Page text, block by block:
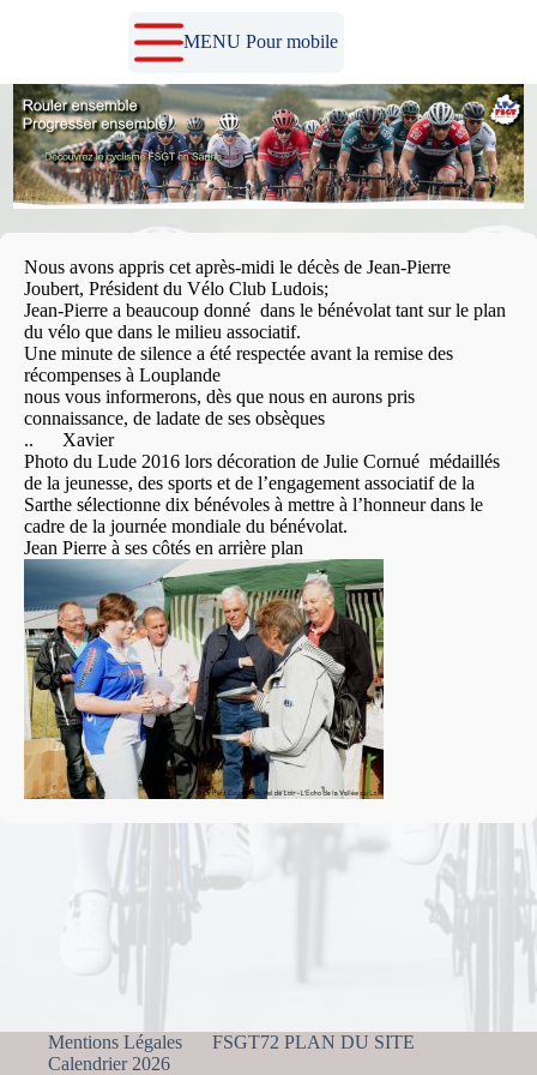
MENU Pour mobile
Nous avons appris cet après-midi le décès de Jean-Pierre
Joubert, Président du Vélo Club Ludois;
Jean-Pierre a beaucoup donné dans le bénévolat tant sur le plan
du vélo que dans le milieu associatif.
Une minute de silence a été respectée avant la remise des
récompenses à Louplande
nous vous informerons, dès que nous en aurons pris
connaissance, de ladate de ses obsèques
.. Xavier
Photo du Lude 2016 lors décoration de Julie Cornué médaillés
de la jeunesse, des sports et de l’engagement associatif de la
Sarthe sélectionne dix bénévoles à mettre à l’honneur dans le
cadre de la journée mondiale du bénévolat.
Jean Pierre à ses côtés en arrière plan
Mentions Légales
FSGT72 PLAN DU SITE
Calendrier 2026